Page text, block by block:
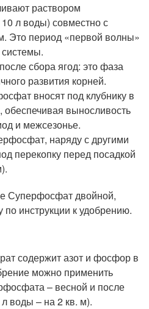
раствором
л воды) совместно с
Это период «первой волны»
сбора ягод: это фаза
развития корней.
вносят под клубнику в
выносливость
и межсезонье.
наряду с другими
перекопку перед посадкой
Суперфосфат двойной,
по инструкции к удобрению.
содержит азот и фосфор в
можно применить
– весной и после
воды – на 2 кв. м).